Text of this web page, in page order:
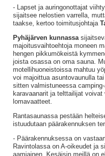
- Lapset ja auringonottajat
sijaitsee nelostien varrella,
taakse, kertoo toimitusjohtaja
Pyhäjärven kunnassa
majoitusvaihtoehtoja moneen
hengen pikkumökeistä
joista osassa on oma sauna.
motellihuoneistoissa mahtuu
voi majoittua asuntovaunulla
sitten valmistuneessa
karavaanarit ja telttailijat
lomavaatteet.
Rantasaunassa pestään
istuudutaan päärakennuksen
- Päärakennuksessa on
Ravintolassa on A-oikeudet ja
aamiainen. Kesäisin meillä on